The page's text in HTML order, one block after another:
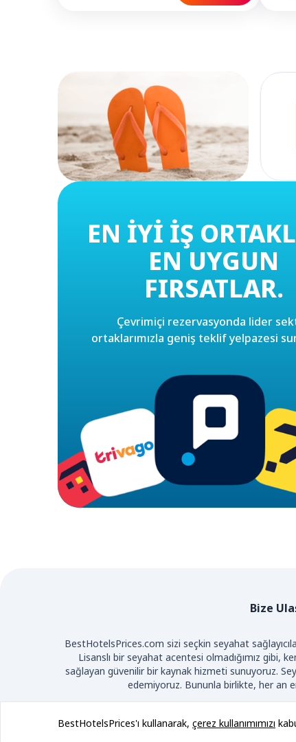
EN İYI İŞ
EN UYGUN
FIRSATLAR.
Çevrimiçi rezervasyonda lider
ortaklarımızla geniş teklif yelpazesi
BestHotelsPrices'ı kullanarak, çerez kullanımımızı
Bize
BestHotelsPrices.com sizi seçkin seyahat
Lisanslı bir seyahat acentesi olmadığımız gibi,
sağlayan güvenilir bir kaynak hizmeti sunuyoruz.
edemiyoruz. Bununla birlikte, her an